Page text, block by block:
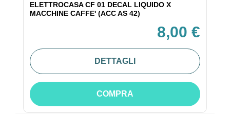
ELETTROCASA CF 01 DECAL LIQUIDO X
MACCHINE CAFFE' (ACC AS 42)
8,00 €
DETTAGLI
COMPRA